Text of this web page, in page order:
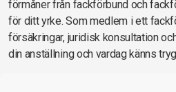
förmåner från fackförbund och
för ditt yrke. Som medlem i ett
försäkringar, juridisk konsultation
din anställning och vardag känns